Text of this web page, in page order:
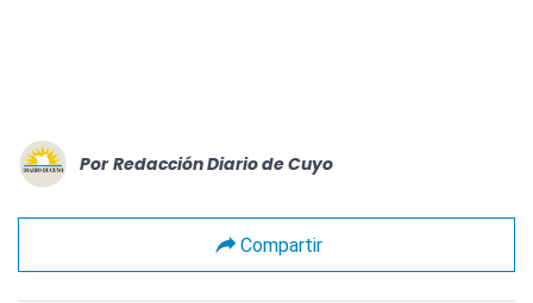
Por Redacción Diario de Cuyo
Compartir